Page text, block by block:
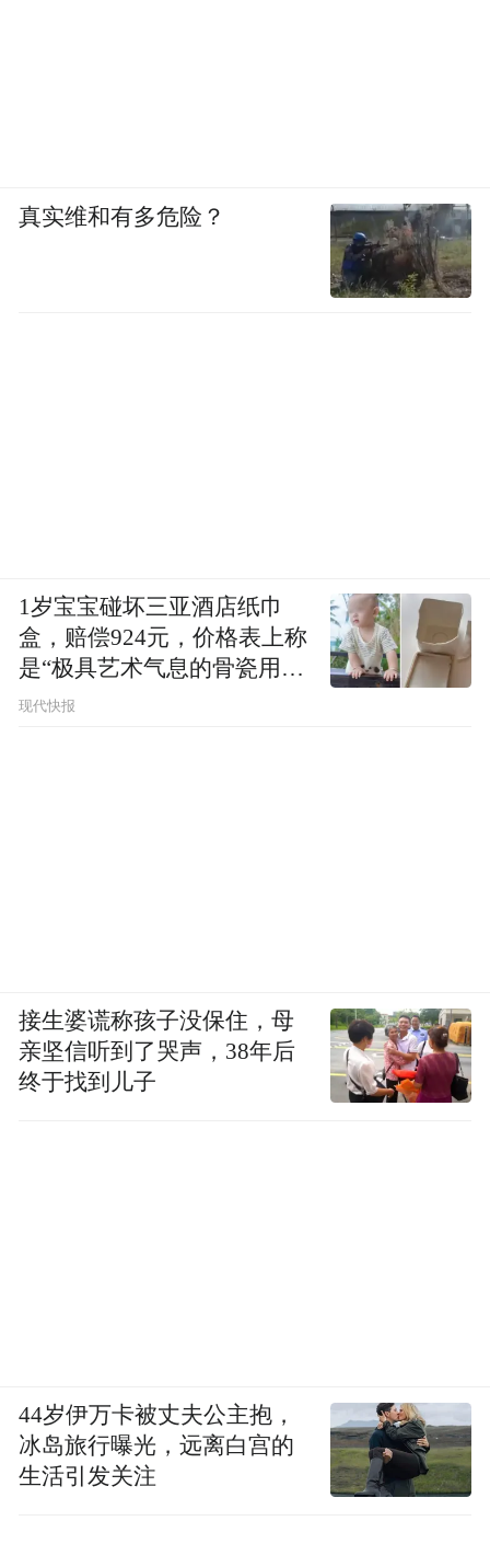
真实维和有多危险？
1岁宝宝碰坏三亚酒店纸巾
盒，赔偿924元，价格表上称
是“极具艺术气息的骨瓷用
品”
现代快报
接生婆谎称孩子没保住，母
亲坚信听到了哭声，38年后
终于找到儿子
44岁伊万卡被丈夫公主抱，
冰岛旅行曝光，远离白宫的
生活引发关注